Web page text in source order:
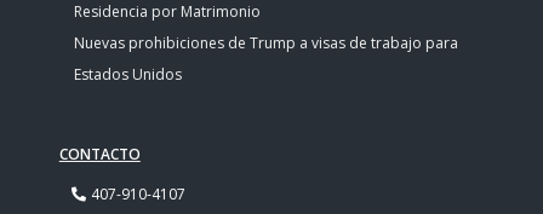
Residencia por Matrimonio
Nuevas prohibiciones de Trump a visas de trabajo para
Estados Unidos
CONTACTO
407-910-4107